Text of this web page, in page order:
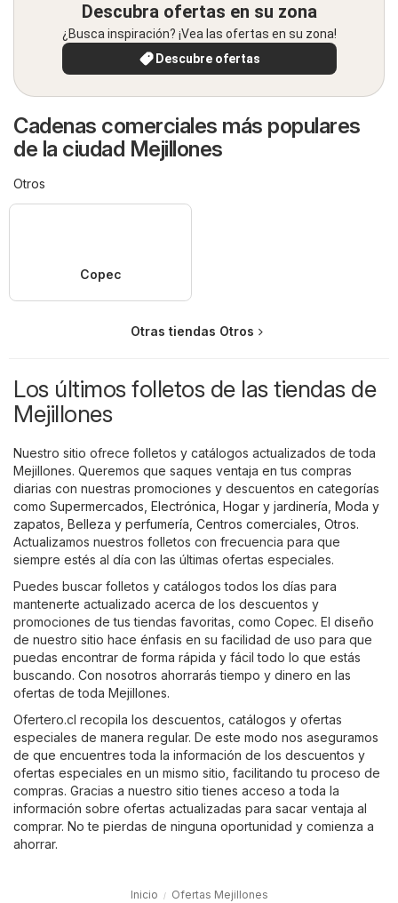
Descubra ofertas en su zona
¿Busca inspiración? ¡Vea las ofertas en su zona!
Descubre ofertas
Cadenas comerciales más populares
de la ciudad Mejillones
Otros
Copec
Otras tiendas Otros
Los últimos folletos de las tiendas de
Mejillones
Nuestro sitio ofrece folletos y catálogos actualizados de toda
Mejillones. Queremos que saques ventaja en tus compras
diarias con nuestras promociones y descuentos en categorías
como Supermercados Electrónica Hogar y jardinería Moda y
zapatos Belleza y perfumería Centros comerciales Otros.
Actualizamos nuestros folletos con frecuencia para que
siempre estés al día con las últimas ofertas especiales.
Puedes buscar folletos y catálogos todos los días para
mantenerte actualizado acerca de los descuentos y
promociones de tus tiendas favoritas, como Copec. El diseño
de nuestro sitio hace énfasis en su facilidad de uso para que
puedas encontrar de forma rápida y fácil todo lo que estás
buscando. Con nosotros ahorrarás tiempo y dinero en las
ofertas de toda Mejillones.
Ofertero.cl recopila los descuentos, catálogos y ofertas
especiales de manera regular. De este modo nos aseguramos
de que encuentres toda la información de los descuentos y
ofertas especiales en un mismo sitio, facilitando tu proceso de
compras. Gracias a nuestro sitio tienes acceso a toda la
información sobre ofertas actualizadas para sacar ventaja al
comprar. No te pierdas de ninguna oportunidad y comienza a
ahorrar.
Inicio Ofertas Mejillones